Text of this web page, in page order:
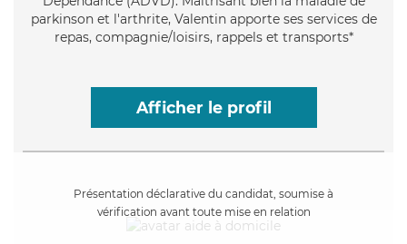
parkinson et l'arthrite, Valentin apporte ses services de
repas, compagnie/loisirs, rappels et transports*
Afficher le profil
Présentation déclarative du candidat, soumise à
vérification avant toute mise en relation